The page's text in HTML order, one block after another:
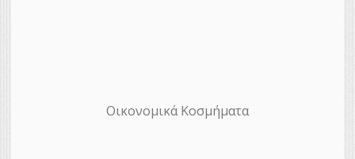
Οικονομικά Κοσμήματα